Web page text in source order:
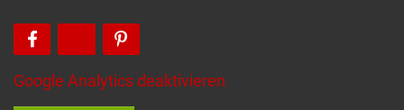
Google Analytics deaktivieren